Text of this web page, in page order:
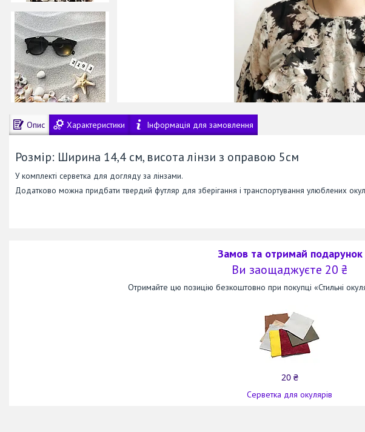
Опис Характеристики Інформація для замовлення
Розмір: Ширина 14,4 см, висота лінзи з оправою 5см
У комплекті серветка для догляду за лінзами.
Додатково можна придбати твердий футляр для зберігання і транспортування улюблених
Замов та отримай подарунок
Ви заощаджуєте 20 ₴
Отримайте цю позицію безкоштовно при покупці «Стильні
20 ₴
Серветка для окулярів